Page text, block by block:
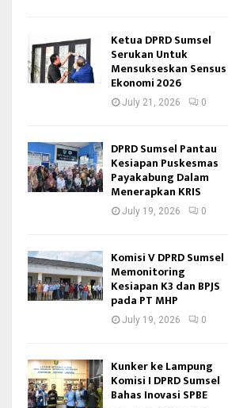
Ketua DPRD Sumsel
Serukan Untuk
Mensukseskan Sensus
Ekonomi 2026
July 21, 2026 0
DPRD Sumsel Pantau
Kesiapan Puskesmas
Payakabung Dalam
Menerapkan KRIS
July 19, 2026 0
Komisi V DPRD Sumsel
Memonitoring
Kesiapan K3 dan BPJS
pada PT MHP
July 19, 2026 0
Kunker ke Lampung
Komisi I DPRD Sumsel
Bahas Inovasi SPBE